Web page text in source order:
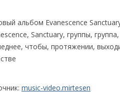
music-video.mirtesen